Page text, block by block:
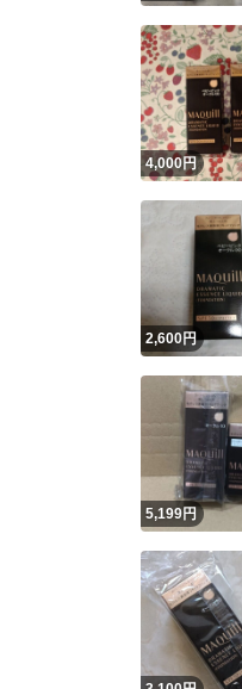
4,000円
2,600円
5,199円